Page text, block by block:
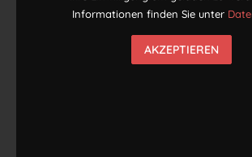
Informationen finden Sie unter
AKZEPTIEREN